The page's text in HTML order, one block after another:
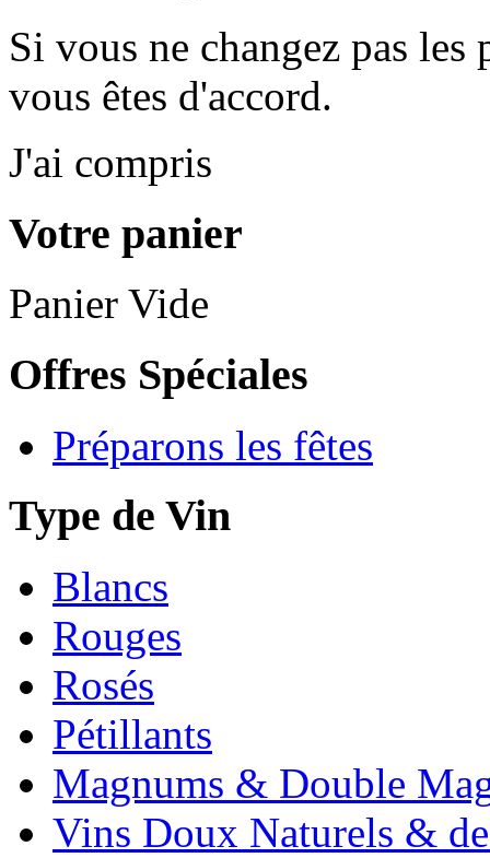
Si vous ne changez pas les
vous êtes d'accord.
J'ai compris
Votre panier
Panier Vide
Offres Spéciales
Préparons les fêtes
Type de Vin
Blancs
Rouges
Rosés
Pétillants
Magnums & Double
Vins Doux Naturels &